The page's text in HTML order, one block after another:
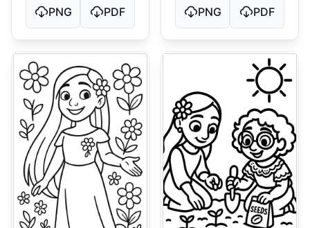
PNG PDF PNG PDF